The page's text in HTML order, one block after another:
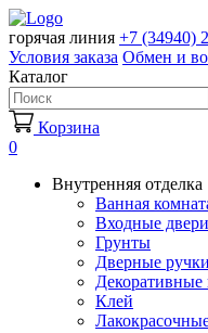
горячая линия +7 (34940)
Условия заказа Обмен и
Каталог
Корзина
0
Внутренняя отделка
Ванная
Входные двери
Грунты
Дверные
Клей